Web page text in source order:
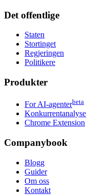
Det offentlige
Staten
Stortinget
Regjeringen
Politikere
Produkter
For AI-agenterbeta
Konkurrentanalyse
Chrome Extension
Companybook
Blogg
Guider
Om oss
Kontakt